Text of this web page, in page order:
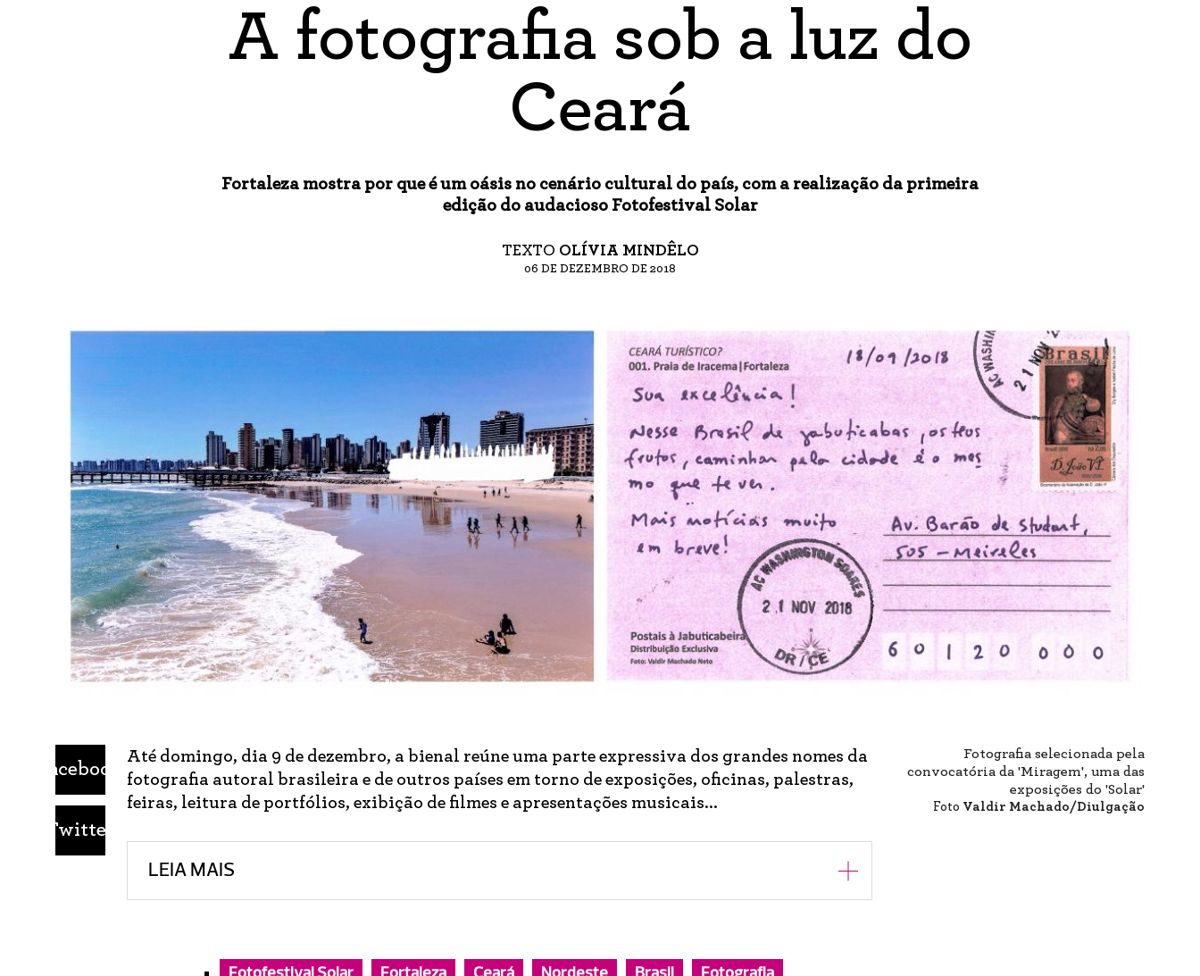
A fotografia sob a luz do
Ceará
Fortaleza mostra por que é um oásis no cenário cultural do país, com a realização da primeira
edição do audacioso Fotofestival Solar
TEXTO OLÍVIA MINDÊLO
06 DE DEZEMBRO DE 2018
Facebook
Twitter
Fotografia selecionada pela
convocatória da 'Miragem', uma das
exposições do 'Solar'
Foto Valdir Machado/Diulgação
Até domingo, dia 9 de dezembro, a bienal reúne uma parte expressiva dos grandes nomes da
fotografia autoral brasileira e de outros países em torno de exposições, oficinas, palestras,
feiras, leitura de portfólios, exibição de filmes e apresentações musicais...
LEIA MAIS